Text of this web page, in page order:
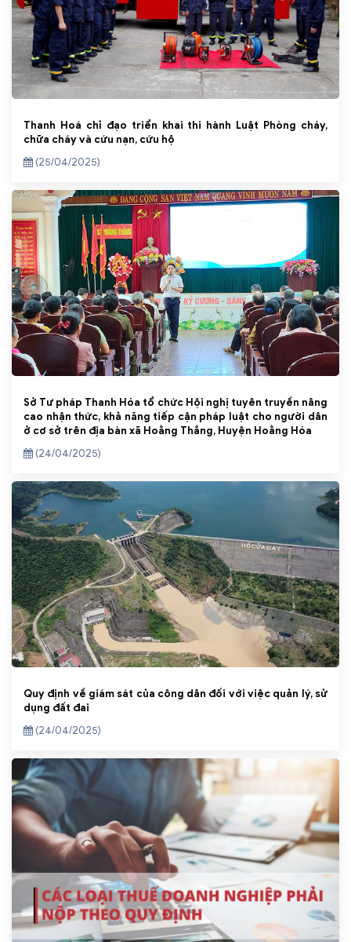
Thanh Hoá chỉ đạo triển khai thi hành Luật Phòng cháy,
chữa cháy và cứu nạn, cứu hộ
(25/04/2025)
Sở Tư pháp Thanh Hóa tổ chức Hội nghị tuyên truyền nâng
cao nhận thức, khả năng tiếp cận pháp luật cho người dân
ở cơ sở trên địa bàn xã Hoằng Thắng, Huyện Hoằng Hóa
(24/04/2025)
Quy định về giám sát của công dân đối với việc quản lý, sử
dụng đất đai
(24/04/2025)